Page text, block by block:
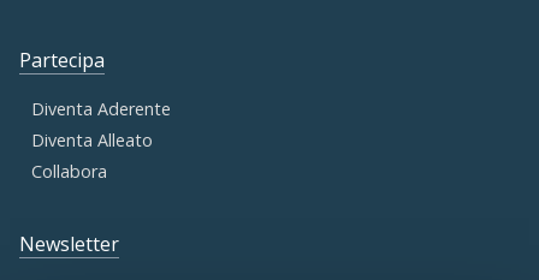
Partecipa
Diventa Aderente
Diventa Alleato
Collabora
Newsletter